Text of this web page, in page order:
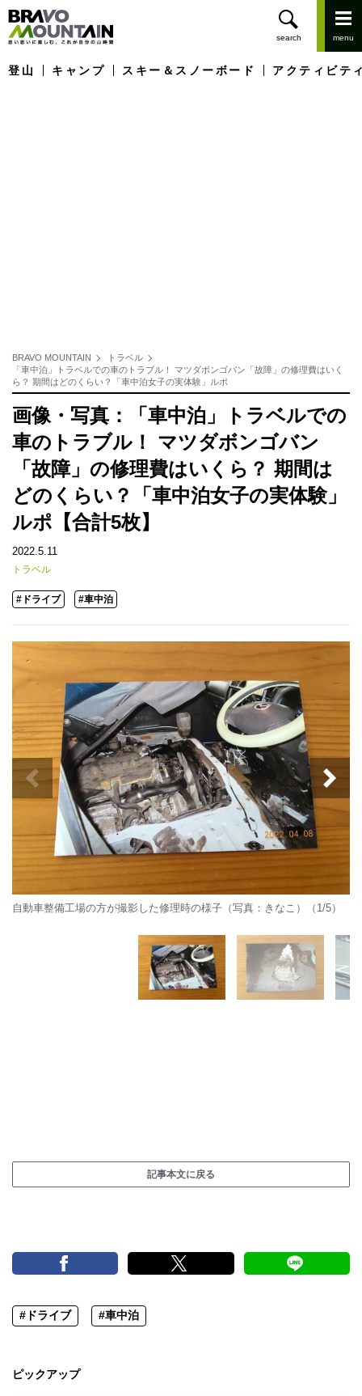
登山 キャンプ スキー＆スノーボード アクティビテ
BRAVO MOUNTAIN
トラベル
「車中泊」トラベルでの車のトラブル！ マツダボンゴバン「故障」の修理費はいく
ら？ 期間はどのくらい？「車中泊女子の実体験」ルポ
画像・写真：「車中泊」トラベルでの
車のトラブル！ マツダボンゴバン
「故障」の修理費はいくら？ 期間は
どのくらい？「車中泊女子の実体験」
ルポ【合計5枚】
2022.5.11
トラベル
#ドライブ #車中泊
自動車整備工場の方が撮影した修理時の様子（写真：きなこ）（1/5）
記事本文に戻る
#ドライブ #車中泊
ピックアップ